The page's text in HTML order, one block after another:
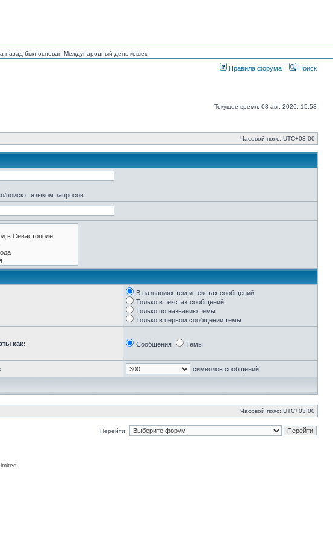
назад был основан Международный день кошек
Правила форума Поиск
Текущее время: 08 авг, 2026, 15:58
Часовой пояс: UTC+03:00
поиск с языком запросов
В названиях тем и текстах сообщений
Только в текстах сообщений
Только по названию темы
Только в первом сообщении темы
как: Сообщения Темы
символов сообщений
Часовой пояс: UTC+03:00
Перейти: